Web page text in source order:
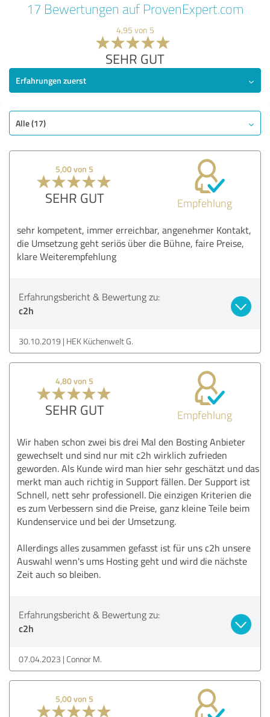
17 Bewertungen auf ProvenExpert.com
4,95 von 5
SEHR GUT
Erfahrungen zuerst
Alle (17)
5,00 von 5
SEHR GUT Empfehlung
sehr kompetent, immer erreichbar, angenehmer Kontakt,
die Umsetzung geht seriös über die Bühne, faire Preise,
klare Weiterempfehlung
Erfahrungsbericht & Bewertung zu:
c2h
30.10.2019 HEK Küchenwelt G.
4,80 von 5
SEHR GUT Empfehlung
Wir haben schon zwei bis drei Mal den Bosting Anbieter
gewechselt und sind nur mit c2h wirklich zufrieden
geworden. Als Kunde wird man hier sehr geschätzt und das
merkt man auch richtig in Support fällen. Der Support ist
Schnell, nett sehr professionell. Die einzigen Kriterien die
es zum Verbessern sind die Preise, ganz kleine Teile beim
Kundenservice und bei der Umsetzung.
Allerdings alles zusammen gefasst ist für uns c2h unsere
Auswahl wenn's ums Hosting geht und wird die nächste
Zeit auch so bleiben.
Erfahrungsbericht & Bewertung zu:
c2h
07.04.2023 Connor M.
5,00 von 5